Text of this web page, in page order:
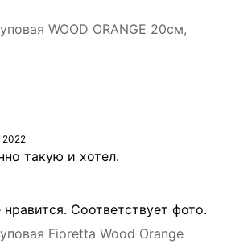
WOOD ORANGE 20см,
2022
такую и хотел.
Соответствует фото.
Fioretta Wood Orange